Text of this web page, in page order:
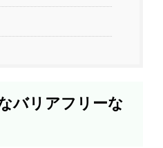
バリアフリーな